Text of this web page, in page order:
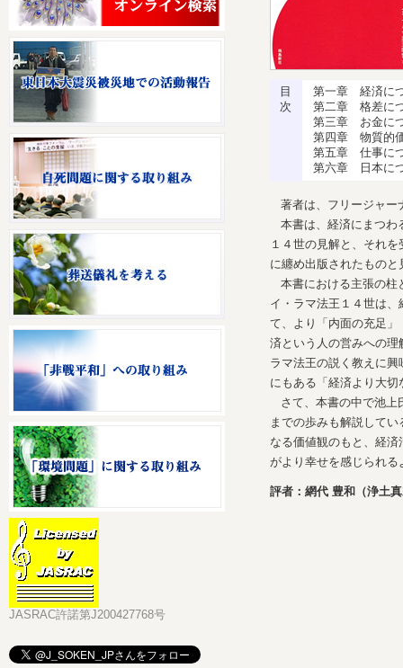
JASRAC許諾第J200427768号
目
次
第一章 経済に
第二章 格差に
第三章 お金に
第四章 物質的
第五章 仕事に
第六章 日本に
著者は、フリージャー
本書は、経済にまつわ
１４世の見解と、それ
に纏め出版されたものと
本書における主張の柱
イ・ラマ法王１４世は
て、より「内面の充足
済という人の営みへの
ラマ法王の説く教えに
にもある「経済より大
さて、本書の中で池上
までの歩みも解説して
なる価値観のもと、経
がより幸せを感じられ
評者：網代 豊和（浄土